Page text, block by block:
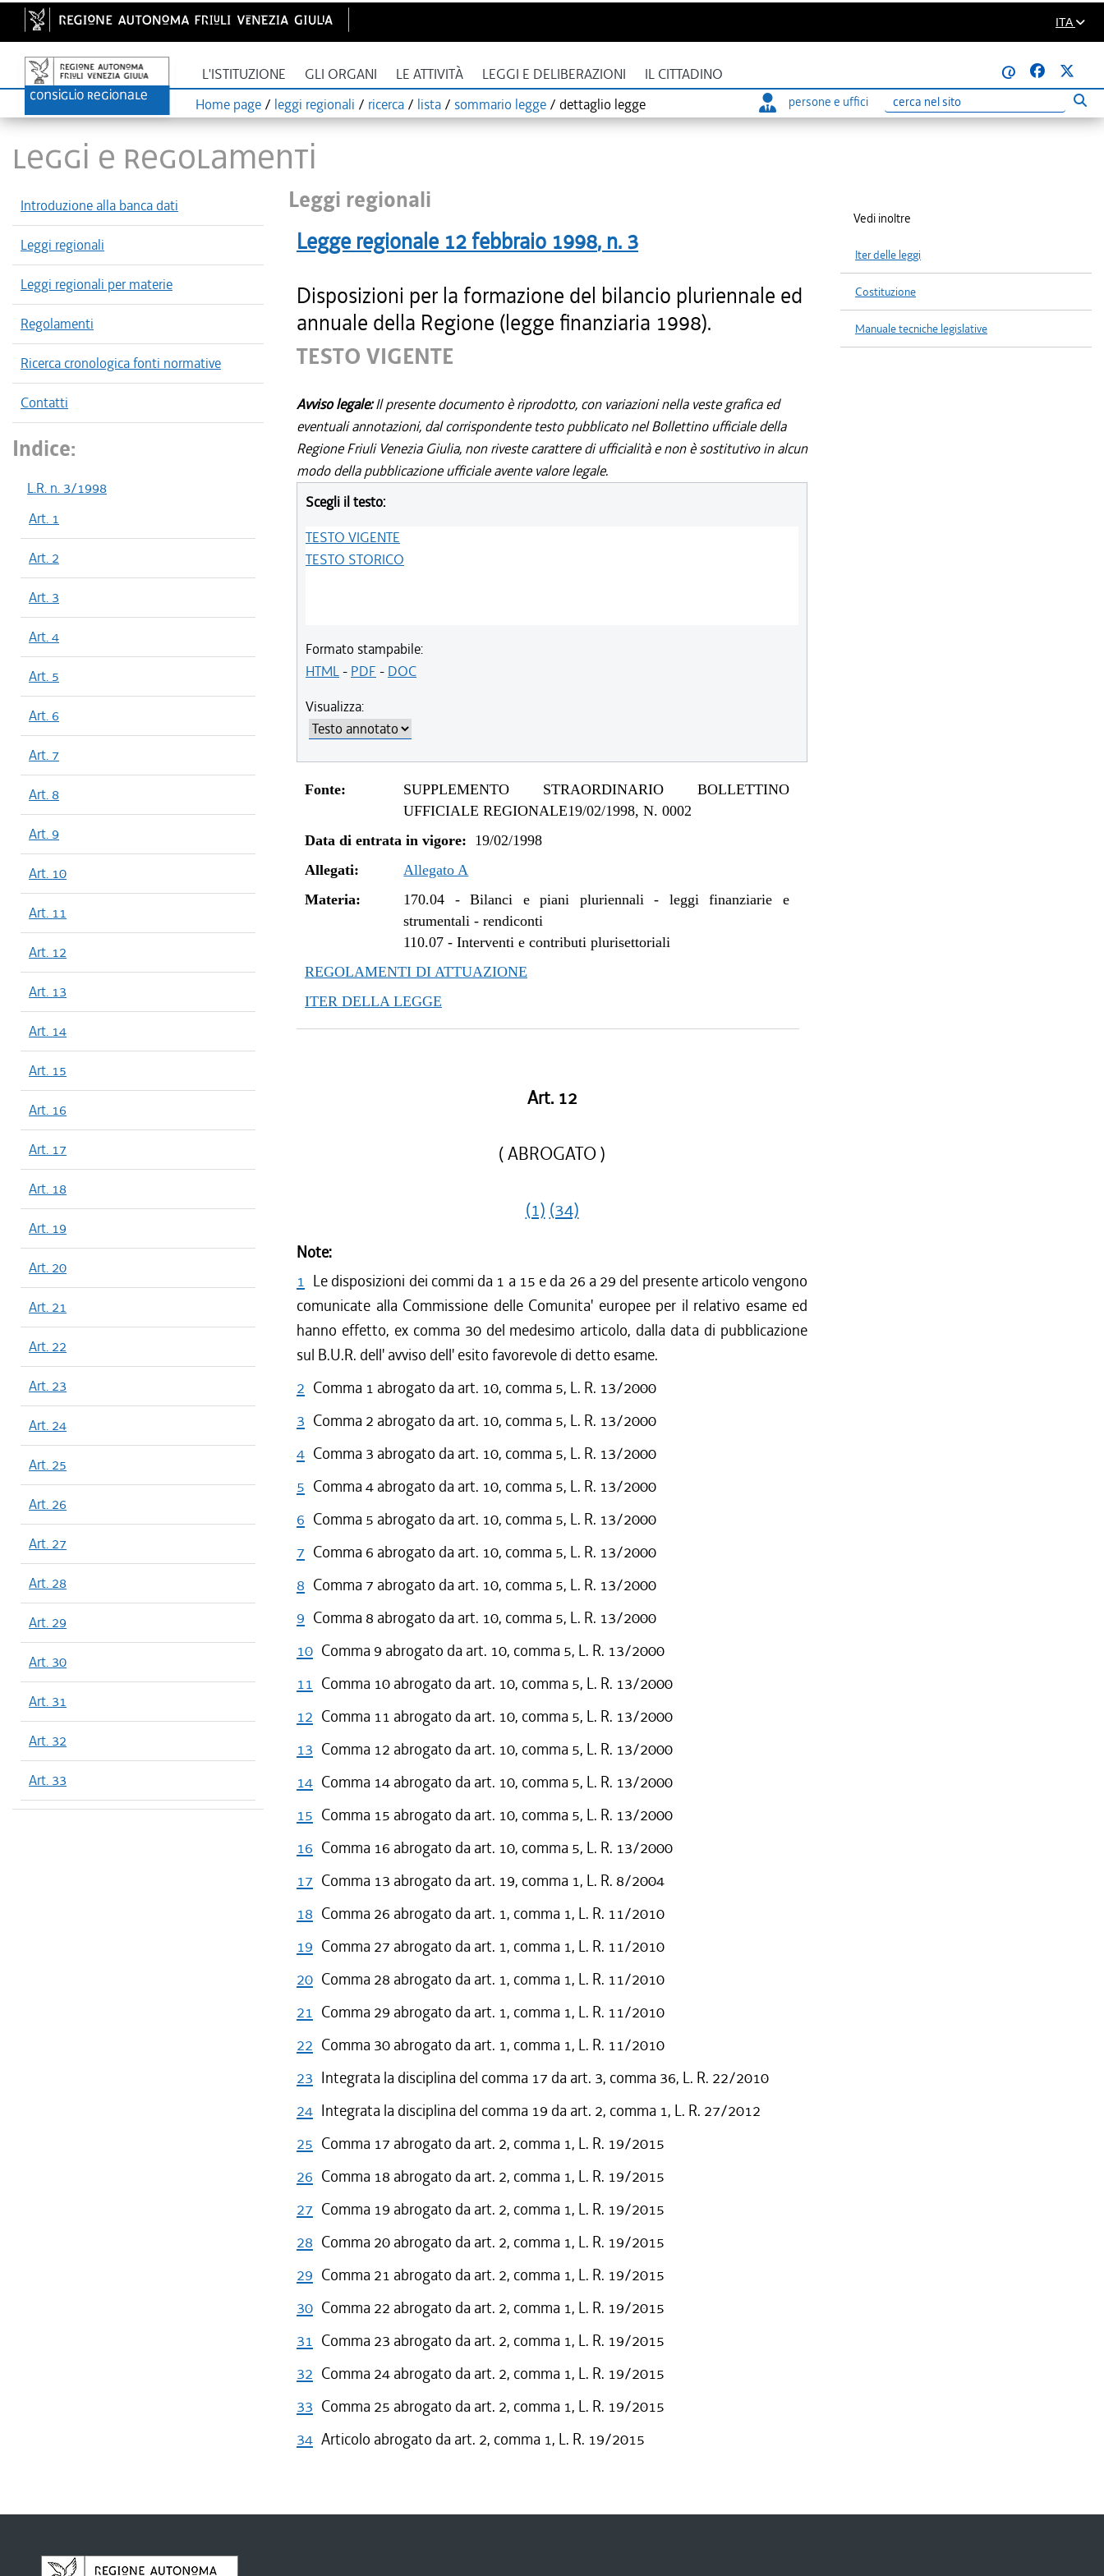
ITA
L'ISTITUZIONE GLI ORGANI LE ATTIVITÀ LEGGI E DELIBERAZIONI IL CITTADINO
@
Home page / leggi regionali / ricerca / lista / sommario legge / dettaglio legge persone e uffici
Ricerca
LEGGI E REGOLAMENTI
Introduzione alla banca dati
Leggi regionali
Leggi regionali per materie
Regolamenti
Ricerca cronologica fonti normative
Contatti
Indice:
L.R. n. 3/1998
Art. 1
Art. 2
Art. 3
Art. 4
Art. 5
Art. 6
Art. 7
Art. 8
Art. 9
Art. 10
Art. 11
Art. 12
Art. 13
Art. 14
Art. 15
Art. 16
Art. 17
Art. 18
Art. 19
Art. 20
Art. 21
Art. 22
Art. 23
Art. 24
Art. 25
Art. 26
Art. 27
Art. 28
Art. 29
Art. 30
Art. 31
Art. 32
Art. 33
Leggi regionali
Legge regionale 12 febbraio 1998, n. 3
Disposizioni per la formazione del bilancio pluriennale ed
annuale della Regione (legge finanziaria 1998).
TESTO VIGENTE
Avviso legale:Il presente documento è riprodotto, con variazioni nella veste grafica ed
eventuali annotazioni, dal corrispondente testo pubblicato nel Bollettino ufficiale della
Regione Friuli Venezia Giulia, non riveste carattere di ufficialità e non è sostitutivo in alcun
modo della pubblicazione ufficiale avente valore legale.
Scegli il testo:
TESTO VIGENTE
TESTO STORICO
Formato stampabile:
HTML- PDF - DOC
Visualizza:
Fonte:
SUPPLEMENTO STRAORDINARIO BOLLETTINO
UFFICIALE REGIONALE19/02/1998, N. 0002
Data di entrata in vigore: 19/02/1998
Allegati:
Allegato A
Materia:
170.04 -Bilanci e piani pluriennali - leggi finanziarie e
strumentali - rendiconti
110.07 -Interventi e contributi plurisettoriali
REGOLAMENTI DI ATTUAZIONE
ITER DELLA LEGGE
Art. 12
( ABROGATO )
(1) (34)
Note:
1 Le disposizioni dei commi da 1 a 15 e da 26 a 29 del presente articolo vengono
comunicate alla Commissione delle Comunita' europee per il relativo esame ed
hanno effetto, ex comma 30 del medesimo articolo, dalla data di pubblicazione
sul B.U.R. dell' avviso dell' esito favorevole di detto esame.
2 Comma 1 abrogato da art. 10, comma 5, L. R. 13/2000
3 Comma 2 abrogato da art. 10, comma 5, L. R. 13/2000
4 Comma 3 abrogato da art. 10, comma 5, L. R. 13/2000
5 Comma 4 abrogato da art. 10, comma 5, L. R. 13/2000
6 Comma 5 abrogato da art. 10, comma 5, L. R. 13/2000
7 Comma 6 abrogato da art. 10, comma 5, L. R. 13/2000
8 Comma 7 abrogato da art. 10, comma 5, L. R. 13/2000
9 Comma 8 abrogato da art. 10, comma 5, L. R. 13/2000
10 Comma 9 abrogato da art. 10, comma 5, L. R. 13/2000
11 Comma 10 abrogato da art. 10, comma 5, L. R. 13/2000
12 Comma 11 abrogato da art. 10, comma 5, L. R. 13/2000
13 Comma 12 abrogato da art. 10, comma 5, L. R. 13/2000
14 Comma 14 abrogato da art. 10, comma 5, L. R. 13/2000
15 Comma 15 abrogato da art. 10, comma 5, L. R. 13/2000
16 Comma 16 abrogato da art. 10, comma 5, L. R. 13/2000
17 Comma 13 abrogato da art. 19, comma 1, L. R. 8/2004
18 Comma 26 abrogato da art. 1, comma 1, L. R. 11/2010
19 Comma 27 abrogato da art. 1, comma 1, L. R. 11/2010
20 Comma 28 abrogato da art. 1, comma 1, L. R. 11/2010
21 Comma 29 abrogato da art. 1, comma 1, L. R. 11/2010
22 Comma 30 abrogato da art. 1, comma 1, L. R. 11/2010
23 Integrata la disciplina del comma 17 da art. 3, comma 36, L. R. 22/2010
24 Integrata la disciplina del comma 19 da art. 2, comma 1, L. R. 27/2012
25 Comma 17 abrogato da art. 2, comma 1, L. R. 19/2015
26 Comma 18 abrogato da art. 2, comma 1, L. R. 19/2015
27 Comma 19 abrogato da art. 2, comma 1, L. R. 19/2015
28 Comma 20 abrogato da art. 2, comma 1, L. R. 19/2015
29 Comma 21 abrogato da art. 2, comma 1, L. R. 19/2015
30 Comma 22 abrogato da art. 2, comma 1, L. R. 19/2015
31 Comma 23 abrogato da art. 2, comma 1, L. R. 19/2015
32 Comma 24 abrogato da art. 2, comma 1, L. R. 19/2015
33 Comma 25 abrogato da art. 2, comma 1, L. R. 19/2015
34 Articolo abrogato da art. 2, comma 1, L. R. 19/2015
Vedi inoltre
Iter delle leggi
Costituzione
Manuale tecniche legislative